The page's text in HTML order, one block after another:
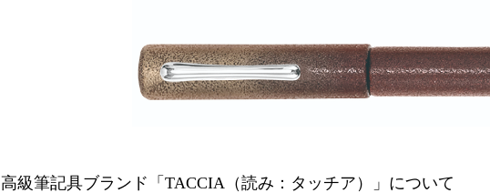
高級筆記具ブランド「TACCIA（読み：タッチア）」について